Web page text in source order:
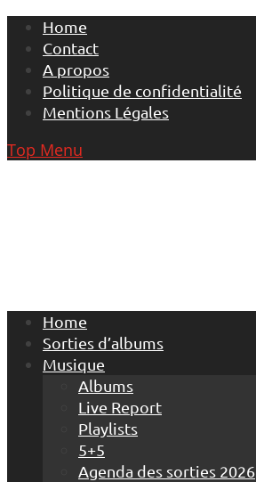
Skip
content
Home
Contact
A propos
Politique de confidentialité
Mentions Légales
Top Menu
Home
Sorties d’albums
Musique
Albums
Live Report
Playlists
5+5
Agenda des sorties 2026